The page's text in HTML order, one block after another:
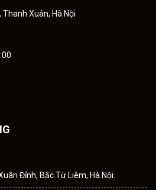
Thanh Xuân, Hà Nội
Đỉnh, Bắc Từ Liêm, Hà Nội.